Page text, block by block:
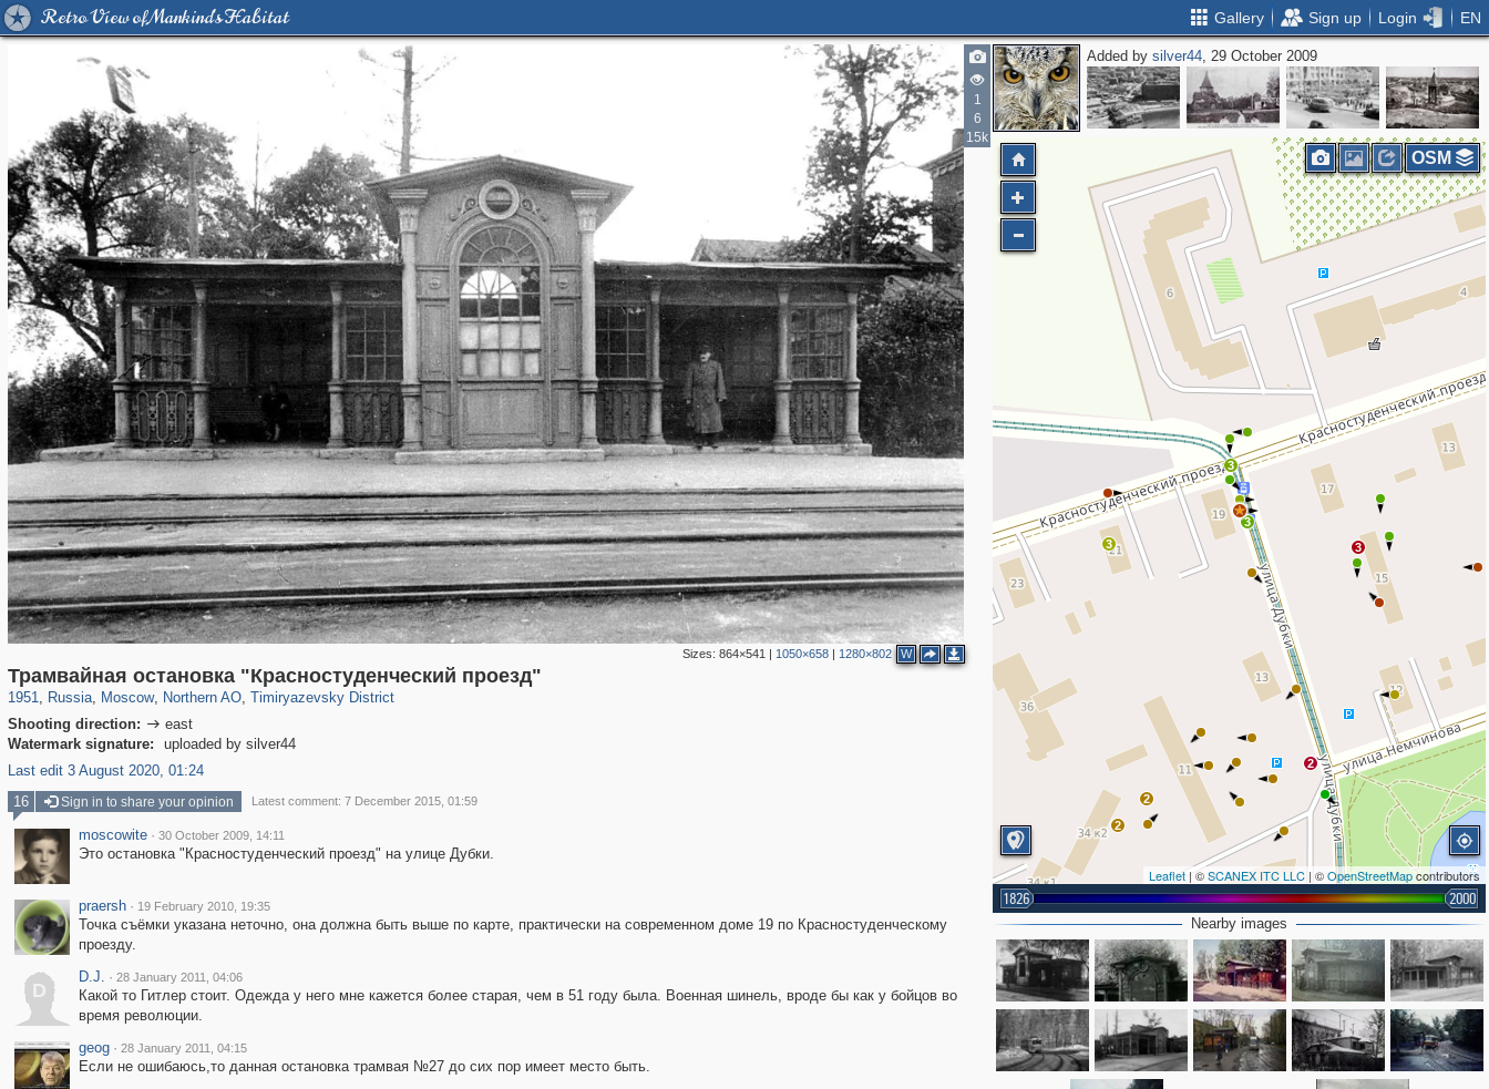
Retro View of Mankind's Habitat Gallery Sign up Login EN
1
6
15k
Sizes: 864×541 | 1050×658| 1280×802 W
Трамвайная остановка "Красностуденческий проезд"
1951, Russia
1,405,758 29,243
, Moscow
319,716 8,286
, Northern AO
22,533 598
, Timiryazevsky District
2,961 136
Shooting direction:  east
Watermark signature:
uploaded by silver44
Last edit 3 August 2020, 01:24
Added bysilver44, 29 October 2009
3
3
2
2
2
2
2
3
3
Leaflet | ©SCANEX ITC LLC | ©OpenStreetMapcontributors
1826 2000
OSM
Nearby images
16 Sign in to share your opinion Latest comment: 7 December 2015, 01:59
moscowite · 30 October 2009, 14:11
Это остановка "Красностуденческий проезд" на улице Дубки.
praersh · 19 February 2010, 19:35
Точка съёмки указана неточно, она должна быть выше по карте, практически на современном доме 19 по Красностуденческому
проезду.
D
D.J. · 28 January 2011, 04:06
Какой то Гитлер стоит. Одежда у него мне кажется более старая, чем в 51 году была. Военная шинель, вроде бы как у бойцов во
время революции.
geog · 28 January 2011, 04:15
Если не ошибаюсь,то данная остановка трамвая №27 до сих пор имеет место быть.